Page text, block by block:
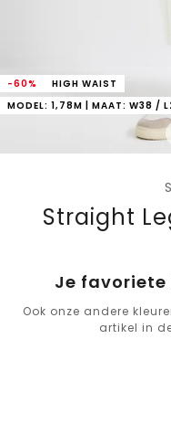
-60%
HIGH WAIST
MODEL: 1,78M | MAAT: W38 /
Straight
Je
Ook onze andere
artikel in